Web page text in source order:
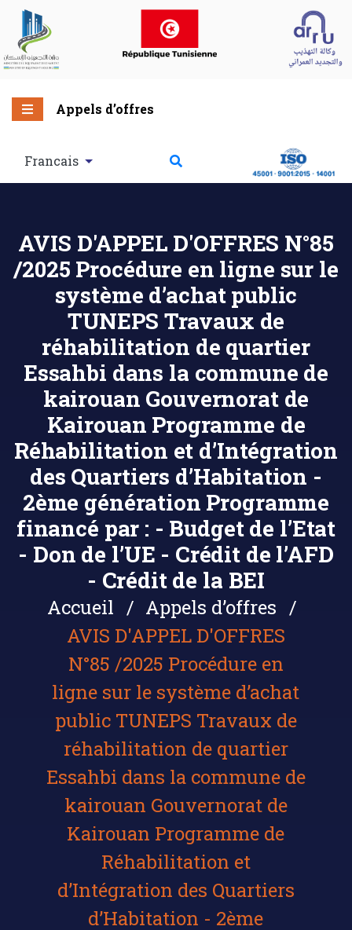
Appels d’offres
Francais
AVIS D'APPEL D'OFFRES N°85
/2025 Procédure en ligne sur le
système d’achat public
TUNEPS Travaux de
réhabilitation de quartier
Essahbi dans la commune de
kairouan Gouvernorat de
Kairouan Programme de
Réhabilitation et d’Intégration
des Quartiers d’Habitation -
2ème génération Programme
financé par : - Budget de l’Etat
- Don de l’UE - Crédit de l’AFD
- Crédit de la BEI
Accueil
Appels d’offres
AVIS D'APPEL D'OFFRES
N°85 /2025 Procédure en
ligne sur le système d’achat
public TUNEPS Travaux de
réhabilitation de quartier
Essahbi dans la commune de
kairouan Gouvernorat de
Kairouan Programme de
Réhabilitation et
d’Intégration des Quartiers
d’Habitation - 2ème